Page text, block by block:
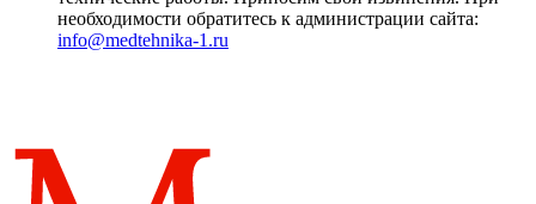
необходимости обратитесь к администрации сайта:
info@medtehnika-1.ru